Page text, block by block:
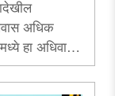
अधिक
हा अधिवास
त्याची
लेख.....